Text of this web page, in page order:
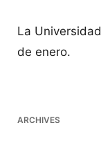
La
de enero.
ARCHIVES